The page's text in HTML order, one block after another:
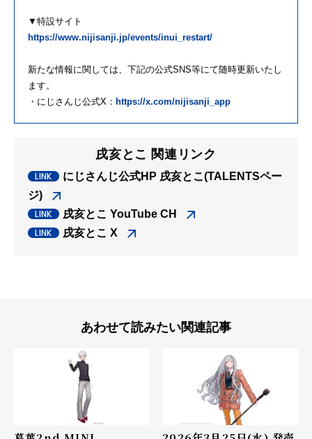
▼特設サイト
https://www.nijisanji.jp/events/inui_restart/
新たな情報に関しては、下記の公式SNS等にて随時更新いたし
ます。
・にじさんじ公式X： https://x.com/nijisanji_app
戌亥とこ 関連リンク
にじさんじ公式HP 戌亥とこ(TALENTSペー
ジ)
戌亥とこ YouTube CH
戌亥とこ X
あわせて読みたい関連記事